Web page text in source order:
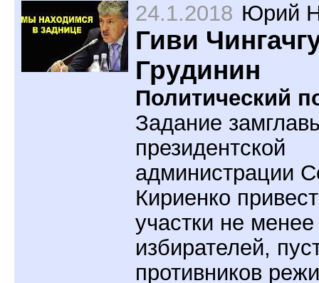
24.1.2018 Юрий
Гиви
Грудинин
Политический
Задание
президентской
администрации
Кириенко
участки не
избирателей,
противников